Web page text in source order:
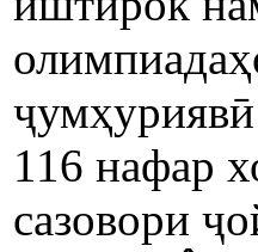
116 нафар
сазовори